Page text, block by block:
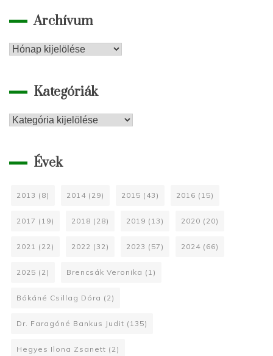
Archívum
Archívum
Kategóriák
Kategóriák
Évek
2013 (8) 2014 (29) 2015 (43) 2016 (15)
2017 (19) 2018 (28) 2019 (13) 2020 (20)
2021 (22) 2022 (32) 2023 (57) 2024 (66)
2025 (2) Brencsák Veronika (1)
Bókáné Csillag Dóra (2)
Dr. Faragóné Bankus Judit (135)
Hegyes Ilona Zsanett (2)